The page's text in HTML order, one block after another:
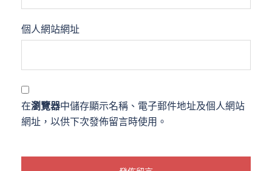
個人網站網址
在瀏覽器中儲存顯示名稱、電子郵件地址及個人網站
網址，以供下次發佈留言時使用。